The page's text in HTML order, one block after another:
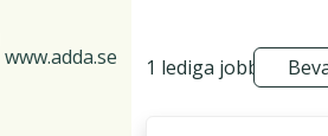
www.adda.se 1 lediga jobb